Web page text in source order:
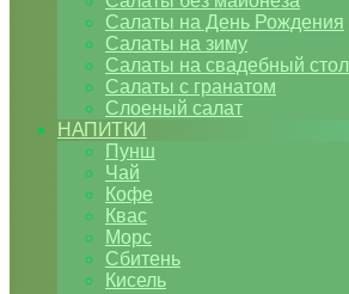
Салаты на День Рождения
Салаты на зиму
Салаты на свадебный стол
Салаты с гранатом
Слоеный салат
НАПИТКИ
Пунш
Чай
Кофе
Квас
Морс
Сбитень
Кисель